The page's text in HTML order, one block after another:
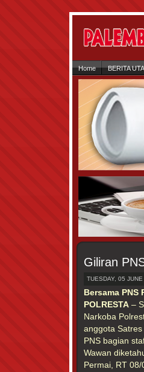
Home BERITA
Giliran
TUESDAY, 05
Bersama PNS
POLRESTA –
Narkoba
anggota
PNS bagian
Wawan
Permai, RT